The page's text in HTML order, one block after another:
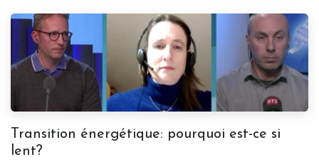
Transition énergétique: pourquoi est-ce si
lent?